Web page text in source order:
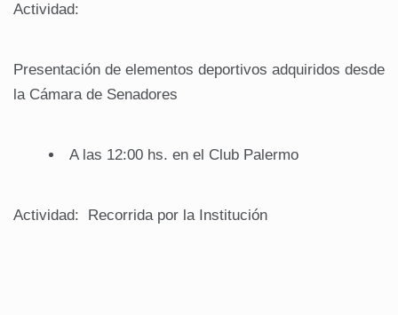
Actividad:
Presentación de elementos deportivos adquiridos desde
la Cámara de Senadores
A las 12:00 hs. en el Club Palermo
Actividad: Recorrida por la Institución